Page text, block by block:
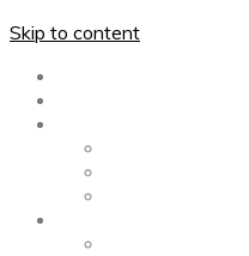
Skip to content